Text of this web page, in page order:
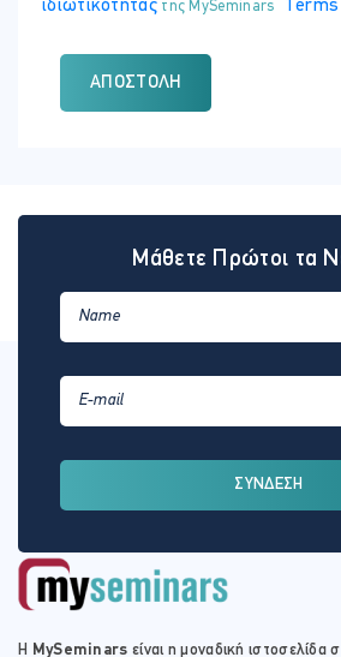
ιδιωτικότηταςτης MySeminars
ΑΠΟΣΤΟΛΉ
Μάθετε Πρώτοι τα
ΣΥΝΔΕΣΗ
Η MySeminars είναι η μοναδική ιστοσελίδα